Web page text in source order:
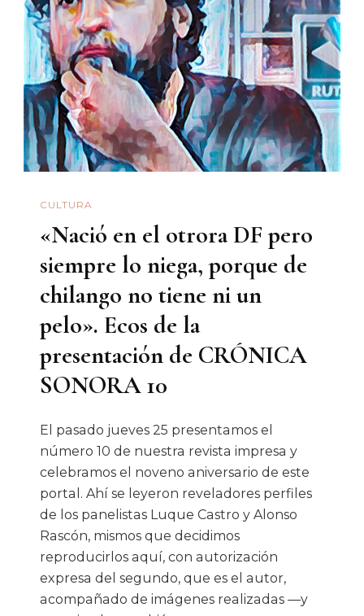
CULTURA
«Nació en el otrora DF pero
siempre lo niega, porque de
chilango no tiene ni un
pelo». Ecos de la
presentación de CRÓNICA
SONORA 10
El pasado jueves 25 presentamos el
número 10 de nuestra revista impresa y
celebramos el noveno aniversario de este
portal. Ahí se leyeron reveladores perfiles
de los panelistas Luque Castro y Alonso
Rascón, mismos que decidimos
reproducirlos aquí, con autorización
expresa del segundo, que es el autor,
acompañado de imágenes realizadas —y